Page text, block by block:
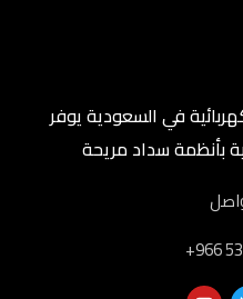
في السعودية يوفر
بأنظمة سداد مريحة
‎+966